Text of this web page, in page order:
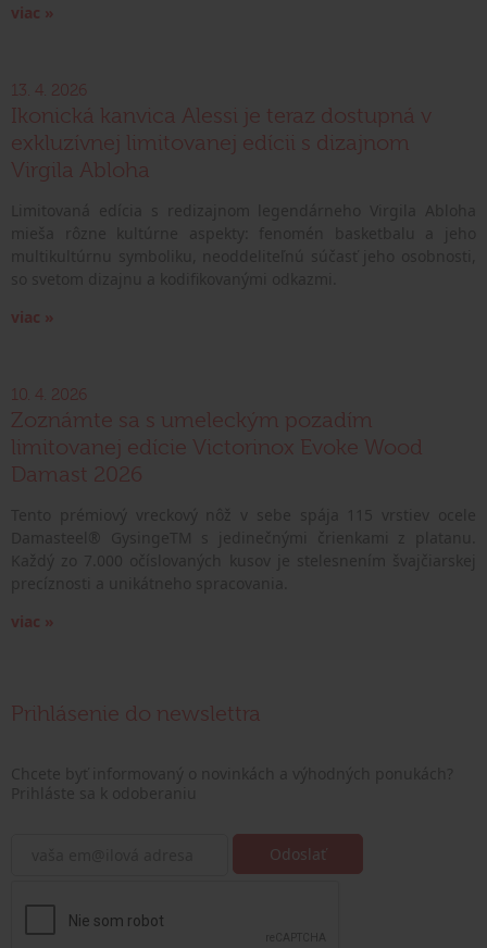
viac »
13. 4. 2026
Ikonická kanvica Alessi je teraz dostupná v
exkluzívnej limitovanej edícii s dizajnom
Virgila Abloha
viac »
10. 4. 2026
Zoznámte sa s umeleckým pozadím
limitovanej edície Victorinox Evoke Wood
Damast 2026
viac »
Prihlásenie do newslettra